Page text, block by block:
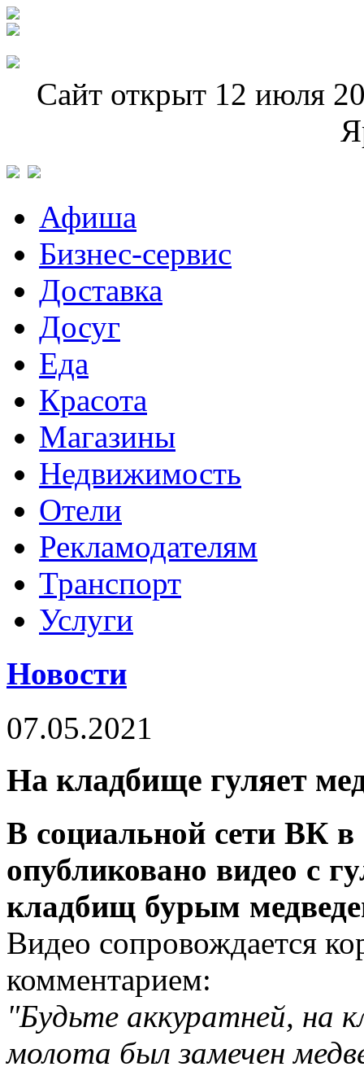
Сайт открыт 12 июля
Афиша
Бизнес-сервис
Доставка
Досуг
Еда
Красота
Магазины
Недвижимость
Отели
Рекламодателям
Транспорт
Услуги
Новости
07.05.2021
На кладбище гуляет
В социальной сети ВК
опубликовано видео с
кладбищ бурым
Видео сопровождается
комментарием:
"Будьте аккуратней, на
молота был замечен